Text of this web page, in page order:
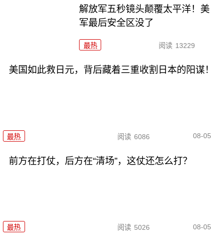
解放军五秒镜头颠覆太平洋！美
军最后安全区没了
最热 阅读 13229
美国如此救日元，背后藏着三重收割日本的阳谋！
最热 阅读 6086 08-05
前方在打仗，后方在“清场”，这仗还怎么打？
最热 阅读 5026 08-05